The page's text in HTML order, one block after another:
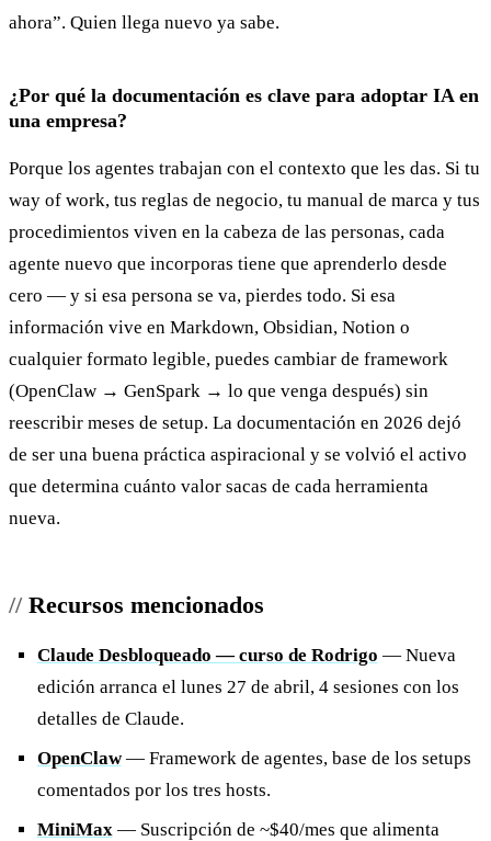
ahora”. Quien llega nuevo ya sabe.
¿Por qué la documentación es clave para adoptar IA en
una empresa?
Porque los agentes trabajan con el contexto que les das. Si tu
way of work, tus reglas de negocio, tu manual de marca y tus
procedimientos viven en la cabeza de las personas, cada
agente nuevo que incorporas tiene que aprenderlo desde
cero — y si esa persona se va, pierdes todo. Si esa
información vive en Markdown, Obsidian, Notion o
cualquier formato legible, puedes cambiar de framework
(OpenClaw → GenSpark → lo que venga después) sin
reescribir meses de setup. La documentación en 2026 dejó
de ser una buena práctica aspiracional y se volvió el activo
que determina cuánto valor sacas de cada herramienta
nueva.
Recursos mencionados
Claude Desbloqueado — curso de Rodrigo — Nueva
edición arranca el lunes 27 de abril, 4 sesiones con los
detalles de Claude.
OpenClaw— Framework de agentes, base de los setups
comentados por los tres hosts.
MiniMax— Suscripción de ~$40/mes que alimenta